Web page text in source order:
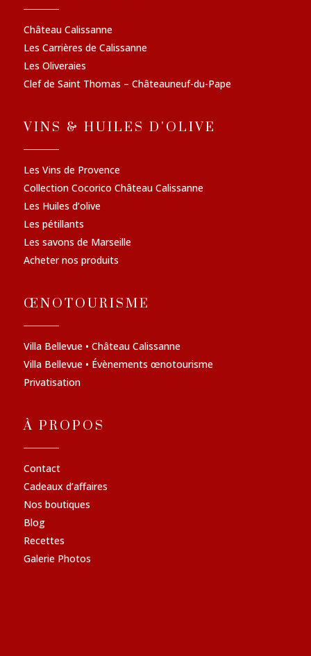
Château Calissanne
Les Carrières de Calissanne
Les Oliveraies
Clef de Saint Thomas – Châteauneuf-du-Pape
VINS & HUILES D'OLIVE
Les Vins de Provence
Collection Cocorico Château Calissanne
Les Huiles d’olive
Les pétillants
Les savons de Marseille
Acheter nos produits
ŒNOTOURISME
Villa Bellevue • Château Calissanne
Villa Bellevue • Évènements œnotourisme
Privatisation
À PROPOS
Contact
Cadeaux d’affaires
Nos boutiques
Blog
Recettes
Galerie Photos